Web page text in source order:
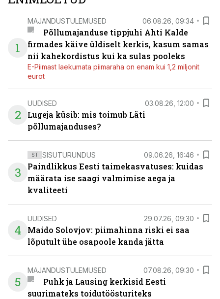
1
MAJANDUSTULEMUSED 06.08.26, 09:34
Põllumajanduse tippjuhi Ahti Kalde
firmades käive üldiselt kerkis, kasum samas
nii kahekordistus kui ka sulas pooleks
E-Piimast laekumata piimaraha on enam kui 1,2 miljonit
eurot
2
UUDISED 03.08.26, 12:00
Lugeja küsib: mis toimub Läti
põllumajanduses?
3
ST SISUTURUNDUS 09.06.26, 16:46
Paindlikkus Eesti taimekasvatuses: kuidas
määrata ise saagi valmimise aega ja
kvaliteeti
4
UUDISED 29.07.26, 09:30
Maido Solovjov: piimahinna riski ei saa
lõputult ühe osapoole kanda jätta
5
MAJANDUSTULEMUSED 07.08.26, 09:30
Puhk ja Lausing kerkisid Eesti
suurimateks toidutöösturiteks